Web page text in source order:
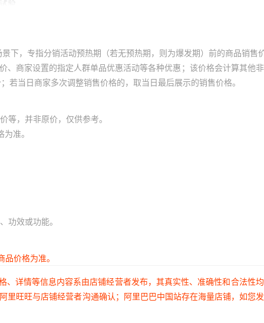
下，专指分销活动预热期（若无预热期，则为爆发期）前的商品销售
商家设置的指定人群单品优惠活动等各种优惠；该价格会计算其他
当日商家多次调整销售价格的，取当日最后展示的销售价格。
等，并非原价，仅供参考。
准。
功效或功能。
价格为准。
详情等信息内容系由店铺经营者发布，其真实性、准确性和合法性
旺旺与店铺经营者沟通确认；阿里巴巴中国站存在海量店铺，如您